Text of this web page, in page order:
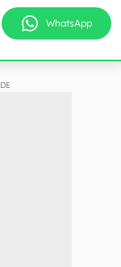
WhatsApp